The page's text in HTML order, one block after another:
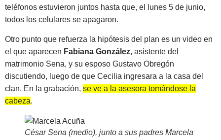
teléfonos estuvieron juntos hasta que, el lunes 5 de junio,
todos los celulares se apagaron.
Otro punto que refuerza la hipótesis del plan es un video en
el que aparecen Fabiana González, asistente del
matrimonio Sena, y su esposo Gustavo Obregón
discutiendo, luego de que Cecilia ingresara a la casa del
clan. En la grabación, se ve a la asesora tomándose la
cabeza.
César Sena (medio), junto a sus padres Marcela